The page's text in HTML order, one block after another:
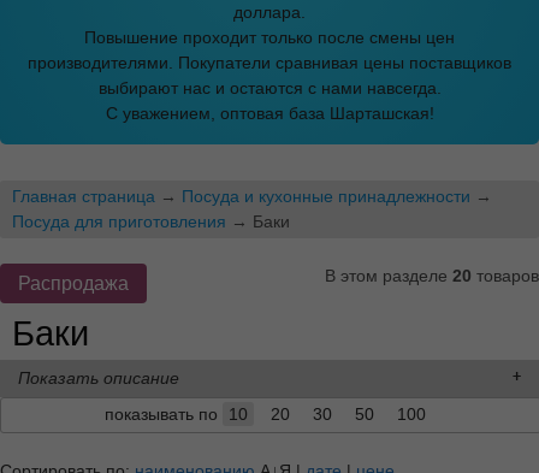
доллара.
Повышение проходит только после смены цен
производителями. Покупатели сравнивая цены поставщиков
выбирают нас и остаются с нами навсегда.
С уважением, оптовая база Шарташская!
Главная страница → Посуда и кухонные принадлежности →
Посуда для приготовления → Баки
В этом разделе 20 товаров
Распродажа
Баки
Показать описание
показывать по
10 20 30 50 100